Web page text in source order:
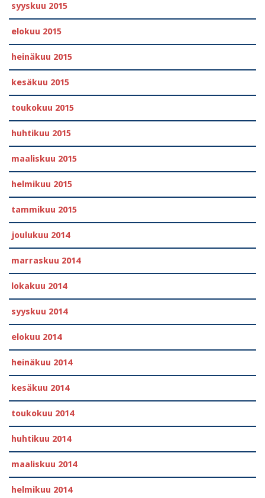
syyskuu 2015
elokuu 2015
heinäkuu 2015
kesäkuu 2015
toukokuu 2015
huhtikuu 2015
maaliskuu 2015
helmikuu 2015
tammikuu 2015
joulukuu 2014
marraskuu 2014
lokakuu 2014
syyskuu 2014
elokuu 2014
heinäkuu 2014
kesäkuu 2014
toukokuu 2014
huhtikuu 2014
maaliskuu 2014
helmikuu 2014